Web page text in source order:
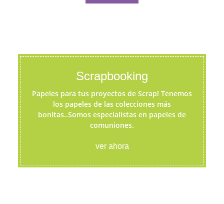
Scrapbooking
Papeles para tus proyectos de Scrap! Tenemos
los papeles de las colecciones más
bonitas..Somos especialistas en papeles de
comuniones.
ver ahora